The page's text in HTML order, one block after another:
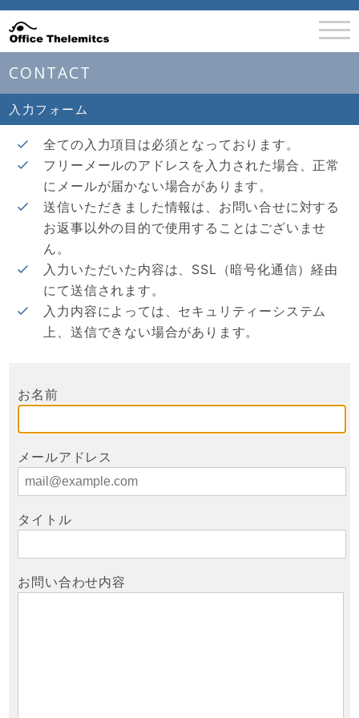
CONTACT
入力フォーム
全ての入力項目は必須となっております。
フリーメールのアドレスを入力された場合、正常
にメールが届かない場合があります。
送信いただきました情報は、お問い合せに対する
お返事以外の目的で使用することはございませ
ん。
入力いただいた内容は、SSL（暗号化通信）経由
にて送信されます。
入力内容によっては、セキュリティーシステム
上、送信できない場合があります。
お名前
メールアドレス
タイトル
お問い合わせ内容